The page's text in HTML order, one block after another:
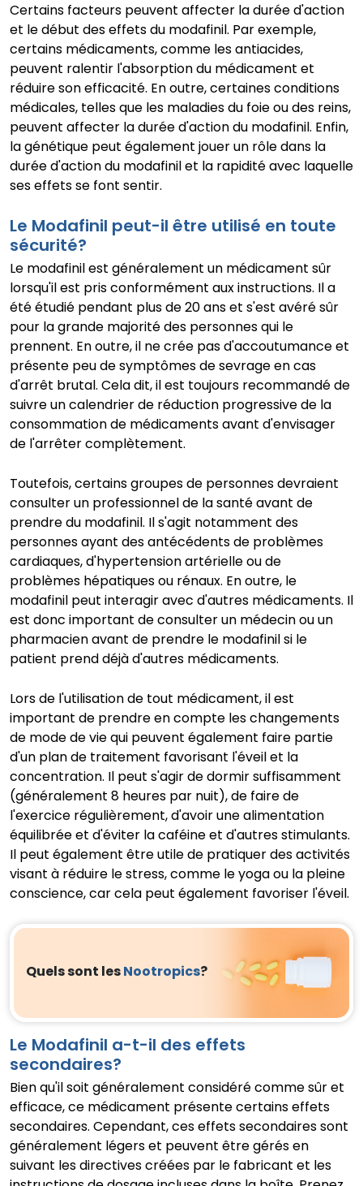
Certains facteurs peuvent affecter la durée d'action
et le début des effets du modafinil. Par exemple,
certains médicaments, comme les antiacides,
peuvent ralentir l'absorption du médicament et
réduire son efficacité. En outre, certaines conditions
médicales, telles que les maladies du foie ou des reins,
peuvent affecter la durée d'action du modafinil. Enfin,
la génétique peut également jouer un rôle dans la
durée d'action du modafinil et la rapidité avec laquelle
ses effets se font sentir.
Le Modafinil peut-il être utilisé en toute
sécurité?
Le modafinil est généralement un médicament sûr
lorsqu'il est pris conformément aux instructions. Il a
été étudié pendant plus de 20 ans et s'est avéré sûr
pour la grande majorité des personnes qui le
prennent. En outre, il ne crée pas d'accoutumance et
présente peu de symptômes de sevrage en cas
d'arrêt brutal. Cela dit, il est toujours recommandé de
suivre un calendrier de réduction progressive de la
consommation de médicaments avant d'envisager
de l'arrêter complètement.
Toutefois, certains groupes de personnes devraient
consulter un professionnel de la santé avant de
prendre du modafinil. Il s'agit notamment des
personnes ayant des antécédents de problèmes
cardiaques, d'hypertension artérielle ou de
problèmes hépatiques ou rénaux. En outre, le
modafinil peut interagir avec d'autres médicaments. Il
est donc important de consulter un médecin ou un
pharmacien avant de prendre le modafinil si le
patient prend déjà d'autres médicaments.
Lors de l'utilisation de tout médicament, il est
important de prendre en compte les changements
de mode de vie qui peuvent également faire partie
d'un plan de traitement favorisant l'éveil et la
concentration. Il peut s'agir de dormir suffisamment
(généralement 8 heures par nuit), de faire de
l'exercice régulièrement, d'avoir une alimentation
équilibrée et d'éviter la caféine et d'autres stimulants.
Il peut également être utile de pratiquer des activités
visant à réduire le stress, comme le yoga ou la pleine
conscience, car cela peut également favoriser l'éveil.
Quels sont lesNootropics?
Le Modafinil a-t-il des effets
secondaires?
Bien qu'il soit généralement considéré comme sûr et
efficace, ce médicament présente certains effets
secondaires. Cependant, ces effets secondaires sont
généralement légers et peuvent être gérés en
suivant les directives créées par le fabricant et les